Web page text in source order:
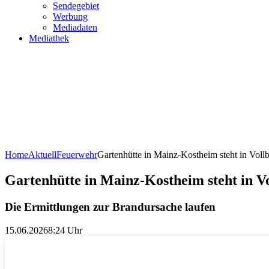
Sendegebiet
Werbung
Mediadaten
Mediathek
HomeAktuellFeuerwehrGartenhütte in Mainz-Kostheim steht in
Gartenhütte in Mainz-Kostheim steht in
Die Ermittlungen zur Brandursache laufen
15.06.20268:24 Uhr